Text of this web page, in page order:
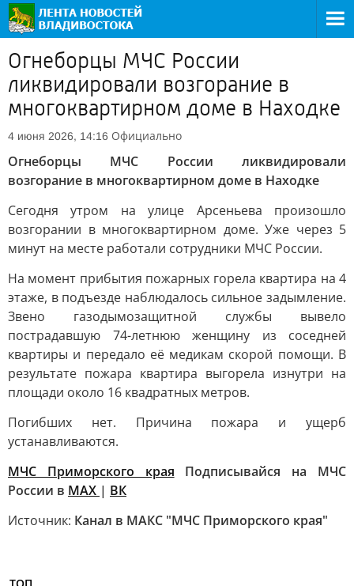
Огнеборцы МЧС России
ликвидировали возгорание в
многоквартирном доме в Находке
4 июня 2026, 14:16 Официально
Огнеборцы МЧС России ликвидировали
возгорание в многоквартирном доме в Находке
Сегодня утром на улице Арсеньева произошло
возгорании в многоквартирном доме. Уже через 5
минут на месте работали сотрудники МЧС России.
На момент прибытия пожарных горела квартира на 4
этаже, в подъезде наблюдалось сильное задымление.
Звено газодымозащитной службы вывело
пострадавшую 74-летнюю женщину из соседней
квартиры и передало её медикам скорой помощи. В
результате пожара квартира выгорела изнутри на
площади около 16 квадратных метров.
Погибших нет. Причина пожара и ущерб
устанавливаются.
МЧС Приморского края Подписывайся на МЧС
России в MAX | ВК
Источник: Канал в МАКС "МЧС Приморского края"